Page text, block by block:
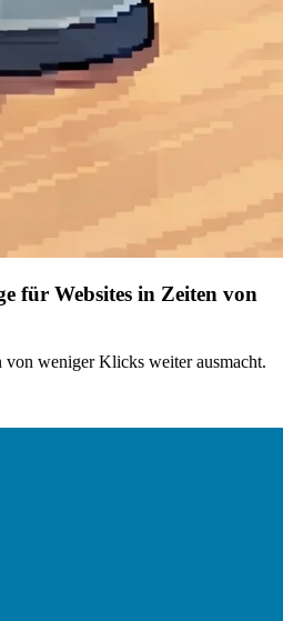
für Websites in Zeiten von
von weniger Klicks weiter ausmacht.